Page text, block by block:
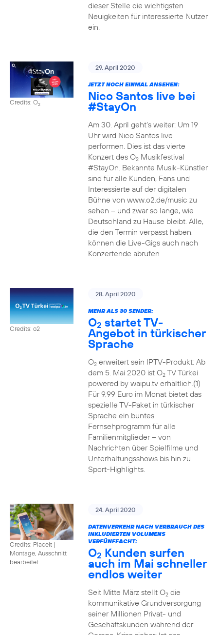
dieser Stelle die wichtigsten
Neuigkeiten für interessierte Nutzer
ein.
Credits: O2
29. April 2020
JETZT NOCH EINMAL ANSEHEN:
Nico Santos live bei
#StayOn
Am 30. April geht’s weiter: Um 19
Uhr wird Nico Santos live
performen. Dies ist das vierte
Konzert des O2Musikfestival
#StayOn. Bekannte Musik-Künstler
sind für alle Kunden, Fans und
Interessierte auf der digitalen
Bühne von www.o2.de/music zu
sehen – und zwar so lange, wie
Deutschland zu Hause bleibt. Alle,
die den Termin verpasst haben,
können die Live-Gigs auch nach
Konzertende abrufen.
Credits: o2
28. April 2020
MEHR ALS 30 SENDER:
O2 startet TV-
Angebot in türkischer
Sprache
O2erweitert sein IPTV-Produkt: Ab
dem 5. Mai 2020 ist O2TV Türkei
powered by waipu.tv erhältlich.(1)
Für 9,99 Euro im Monat bietet das
spezielle TV-Paket in türkischer
Sprache ein buntes
Fernsehprogramm für alle
Familienmitglieder – von
Nachrichten über Spielfilme und
Unterhaltungsshows bis hin zu
Sport-Highlights.
Credits: Placeit |
Montage, Ausschnitt
bearbeitet
24. April 2020
DATENVERKEHR NACH VERBRAUCH DES
INKLUDIERTEN VOLUMENS
VERFÜNFFACHT:
O2 Kunden surfen
auch im Mai schneller
endlos weiter
Seit Mitte März stellt O2die
kommunikative Grundversorgung
seiner Millionen Privat- und
Geschäftskunden während der